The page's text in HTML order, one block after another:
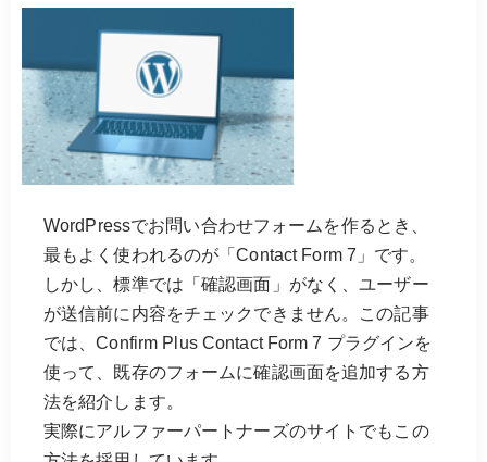
WordPressでお問い合わせフォームを作るとき、
最もよく使われるのが「Contact Form 7」です。
しかし、標準では「確認画面」がなく、ユーザー
が送信前に内容をチェックできません。この記事
では、Confirm Plus Contact Form 7 プラグインを
使って、既存のフォームに確認画面を追加する方
法を紹介します。
実際にアルファーパートナーズのサイトでもこの